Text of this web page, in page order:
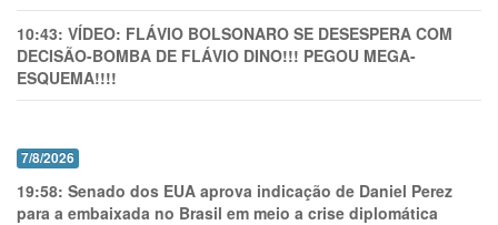
10:43: VÍDEO: FLÁVIO BOLSONARO SE DESESPERA COM
DECISÃO-BOMBA DE FLÁVIO DINO!!! PEGOU MEGA-
ESQUEMA!!!!
7/8/2026
19:58: Senado dos EUA aprova indicação de Daniel Perez
para a embaixada no Brasil em meio a crise diplomática